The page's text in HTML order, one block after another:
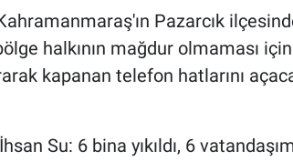
Pazarcık
halkının mağdur olmaması
kapanan telefon hatlarını
Su: 6 bina yıkıldı, 6